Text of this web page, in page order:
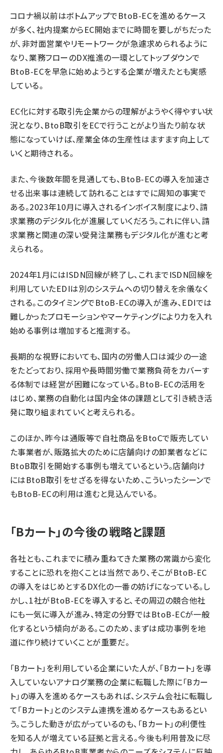
コロナ禍以前はボトムアップでBtoB-ECを進めるケース
が多く、社内提案からEC開始までに時間を要しがちだった
が、非対面営業やリモートワークが急遽求められるように
なり、業務フローのDX推進の一環としてトップダウンで
BtoB-ECを早急に始めようとする企業が増えたとも実感
している。
EC化に対する取引先企業からの理解がようやく得やすい状
況となり、BtoB取引をECで行うことがより当たり前な状
態になっていけば、産業全体の生産性はますます向上して
いくと期待される。
また、今後数年間を見通しても、BtoB-ECの導入を加速さ
せる出来事は連続して訪れることはすでに周知の事実で
ある。2023年10月に導入されるインボイス制度により、請
求業務のデジタル化が進展していくだろう。これに伴い、請
求業務と関連の深い受発注業務もデジタル化が進むと考
えられる。
2024年1月にはISDN回線が終了し、これまでISDN回線を
利用していたEDIは別のシステムへの切り替えを余儀なく
される。このタイミングでBtoB-ECの導入が進み、EDIでは
難しかったプロモーションやマーケティングにより力を入れ
始める事例は増加すると推測する。
長期的な視野においても、国内の労働人口は減少の一途
をたどっており、採用や長時間労働で業務負荷をカバーす
る体制では経営が困難になっている。BtoB-ECの活用を
はじめ、業務の自動化は国内全体の課題として引き続き活
発に取り組まれていくと考えられる。
このほか、昨今は通販等で自社商品をBtoCで販売してい
た事業者が、販路拡大のために店舗向けの卸業者などに
BtoB取引を開始する事例も増えているという。店舗向け
にはBtoB取引をせざるを得ないため、こういったシーンで
もBtoB-ECの利用は進むと見込んでいる。
「Bカート」の今後の戦略と課題
各社とも、これまでに積み重ねてきた業務の常識から変化
することに恐れを抱くことは当然であり、そこがBtoB-EC
の導入をはじめとするDX化の一番の妨げになっている。し
かし、1社がBtoB-ECを導入すると、その周辺の競合他社
にも一気に導入が進み、特定の分野ではBtoB-ECが一般
化するという傾向がある。このため、まずは成功事例を地
道に作り続けていくことが重要だ。
「Bカート」を利用している企業にいた人が、「Bカート」を導
入していないアナログ業務の企業に転職した際に「Bカー
ト」の導入を進めるケースもあれば、システム会社に転職し
て「Bカート」とのシステム連携を進めるケースもあるとい
う。こうした動きが広がっているのも、「Bカート」の利便性
を知る人が増えている証拠と言える。今後も利用普及に尽